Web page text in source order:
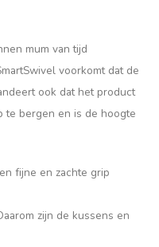
mum van tijd
voorkomt dat de
ook dat het product
te bergen en is de hoogte
fijne en zachte grip
zijn de kussens en